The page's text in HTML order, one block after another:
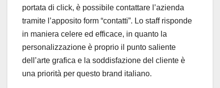
portata di click, è possibile contattare l’azienda
tramite l’apposito form “contatti”. Lo staff risponde
in maniera celere ed efficace, in quanto la
personalizzazione è proprio il punto saliente
dell’arte grafica e la soddisfazione del cliente è
una priorità per questo brand italiano.